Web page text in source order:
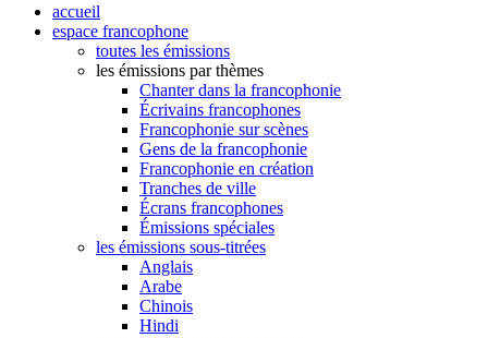
accueil
espace francophone
toutes les émissions
les émissions par thèmes
Chanter dans la francophonie
Écrivains francophones
Francophonie sur scènes
Gens de la francophonie
Francophonie en création
Tranches de ville
Écrans francophones
Émissions spéciales
les émissions sous-titrées
Anglais
Arabe
Chinois
Hindi